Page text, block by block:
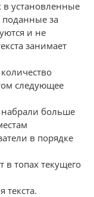
в установленные
поданные за
и не
занимает
следующее
набрали больше
в порядке
топах текущего
текста.